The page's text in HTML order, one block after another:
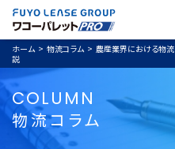
ホーム> 物流コラム> 農産業界における物
説
COLUMN
物流コラム